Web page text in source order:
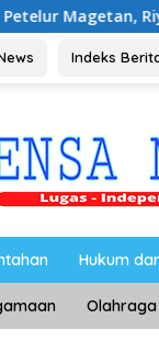
Bahas Stabilitas
Indeks
Hukum
Olahraga